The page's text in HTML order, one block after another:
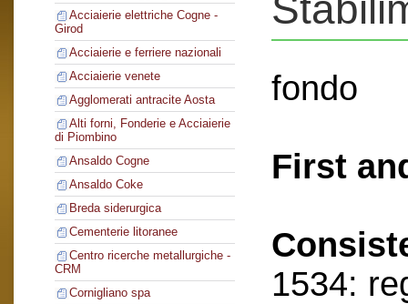
Acciaierie elettriche Cogne -
Girod
Acciaierie e ferriere nazionali
Acciaierie venete
Agglomerati antracite Aosta
Alti forni, Fonderie e Acciaierie
di Piombino
Ansaldo Cogne
Ansaldo Coke
Breda siderurgica
Cementerie litoranee
Centro ricerche metallurgiche -
CRM
Cornigliano spa
fondo
First
1534: